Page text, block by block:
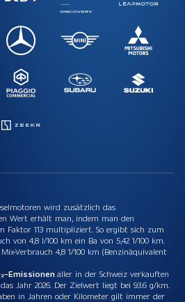
wird zusätzlich das
Wert erhält man, indem man den
Faktor 113 multipliziert. So ergibt sich zum
von 4,8 l/100 km ein Ba von 5,42 1/100 km.
Verbrauch 4,8 1/100 km (Benzinäquivalent
Emissionenaller in der Schweiz verkauften
Jahr 2026. Der Zielwert liegt bei 93.6 g/km.
in Jahren oder Kilometer gilt immer der